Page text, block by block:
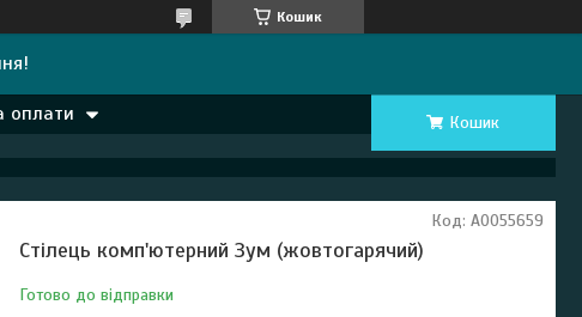
Кошик
оплати Кошик
Стілець комп'ютерний Зум (жовтогарячий)
Готово до відправки
Код: А0055659